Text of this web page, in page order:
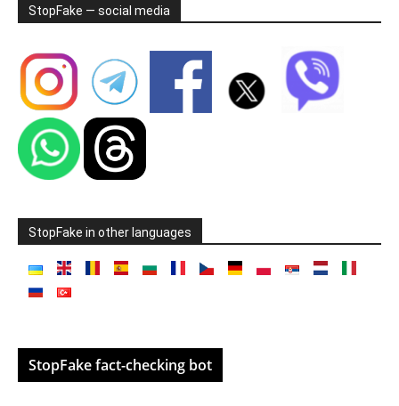
StopFake — social media
StopFake in other languages
StopFake fact-checking bot